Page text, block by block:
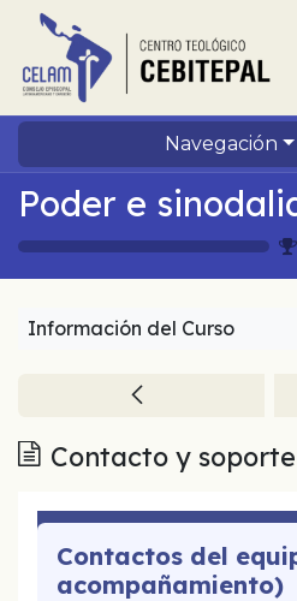
Ir al contenido
Navegación
Información del Curso
Contacto y soporte
Contactos del
acompañamiento)